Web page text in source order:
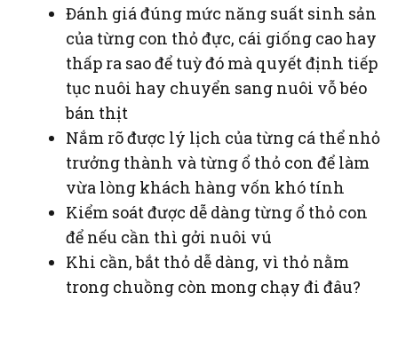
Đánh giá đúng mức năng suất sinh sản
của từng con thỏ đực, cái giống cao hay
thấp ra sao để tuỳ đó mà quyết định tiếp
tục nuôi hay chuyển sang nuôi vỗ béo
bán thịt
Nắm rõ được lý lịch của từng cá thể nhỏ
trưởng thành và từng ổ thỏ con để làm
vừa lòng khách hàng vốn khó tính
Kiểm soát được dễ dàng từng ổ thỏ con
để nếu cần thì gởi nuôi vú
Khi cần, bắt thỏ dễ dàng, vì thỏ nằm
trong chuồng còn mong chạy đi đâu?